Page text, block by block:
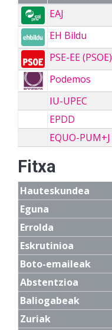
EAJ
EH Bildu
PSE-EE (PSOE)
Podemos
IU-UPEC
EPDD
EQUO-PUM+J
Fitxa
Hauteskundea
Eguna
Errolda
Eskrutinioa
Boto-emaileak
Abstentzioa
Baliogabeak
Zuriak